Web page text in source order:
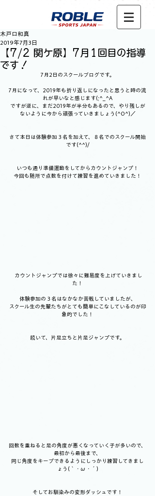
【7/2 関ケ原】7月1回目の指導
です！
木戸口和真
2019年7月3日
7月2日のスクールブログです。
7月になって、2019年も折り返しになったと思うと時の流
れが早いなと感じます(;^_^A
ですが逆に、まだ2019年が半分もあるので、やり残しが
ないように今から頑張っていきましょう(^O^)／
さて本日は体験参加３名を加えて、８名でのスクール開始
です(^^)/
いつも通り準備運動をしてからカウントジャンプ！
今回も随所で点数を付けて練習を進めていきました！
た！
体験参加の３名はなかなか苦戦していましたが、
スクール生の先輩たちがとても簡単にこなしているのが印
象的でした！
続いて、片足立ちと片足ジャンプです。
回数を重ねると足の角度が悪くなっていく子が多いので、
最初から最後まで、
同じ角度をキープできるようにしっかり練習してきまし
ょう(｀・ω・´)
そしてお馴染みの変形ダッシュです！